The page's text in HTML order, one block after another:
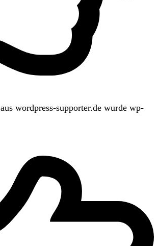
aus wordpress-supporter.de wurde wp-